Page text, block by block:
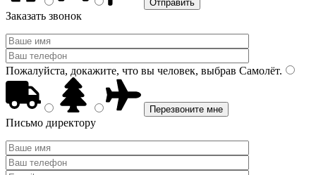
Заказать звонок
Пожалуйста, докажите, что вы человек, выбрав Самолёт.
Письмо директору